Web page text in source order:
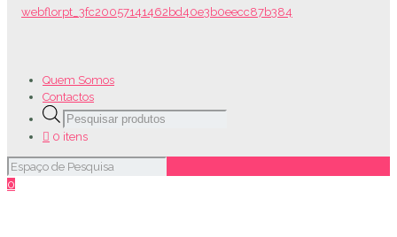
Quem Somos
Contactos
Products
search
0 itens
0